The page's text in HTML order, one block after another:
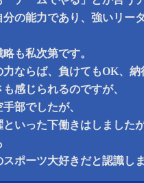
の能力であり、強いリー
も私次第です。
力ならば、負けてもOK、
感じられるのですが、
部でしたが、
いった下働きはしました
スポーツ大好きだと認識し